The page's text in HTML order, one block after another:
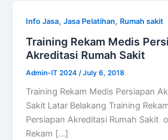
Info Jasa,Jasa Pelatihan, Rumah sakit
Training Rekam Medis
Akreditasi Rumah Sakit
Admin-IT 2024 /July 6, 2018
Training Rekam Medis Persiapan
Sakit Latar Belakang Training
Persiapan Akreditasi Rumah Sakit
Rekam […]